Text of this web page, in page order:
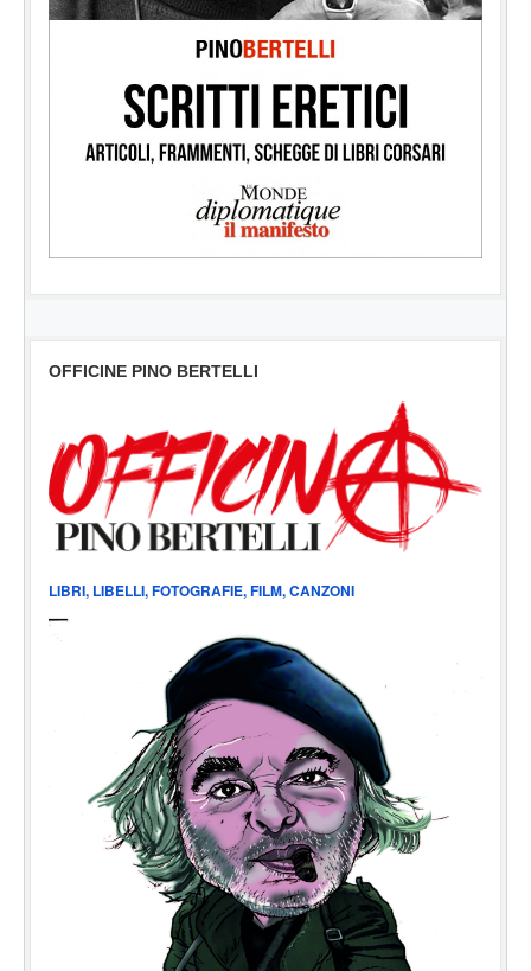
OFFICINE PINO BERTELLI
LIBRI, LIBELLI, FOTOGRAFIE, FILM, CANZONI